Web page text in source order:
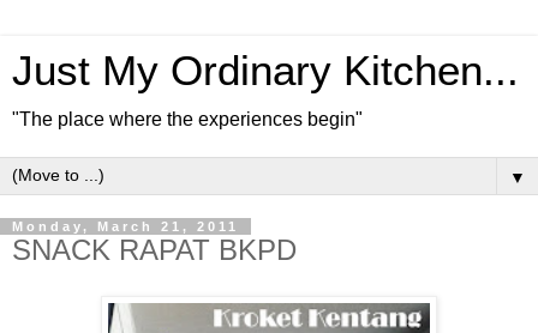
Just My Ordinary Kitchen...
"The place where the experiences begin"
▼
Monday, March 21, 2011
SNACK RAPAT BKPD